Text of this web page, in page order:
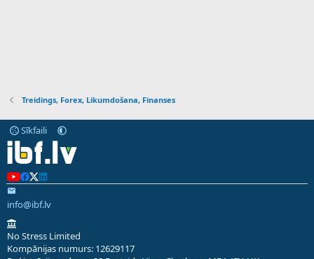
Treidings, Forex, Likumdošana, Finanses
Sīkfaili
info@ibf.lv
No Stress Limited
Kompānijas numurs: 12629117